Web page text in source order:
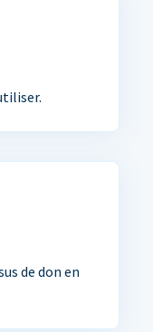
de don en